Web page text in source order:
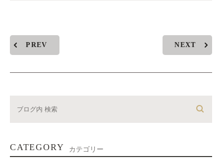
PREV NEXT
CATEGORY カテゴリー